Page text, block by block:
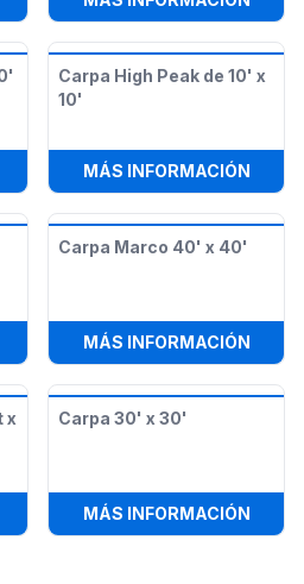
CARPA DE MARCO 30' X 50'
Carpa High Peak de 10' x
10'
MÁS INFORMACIÓN:
CARPA ESTRUCTURAL 20' X 50'
Carpa Marco 40' x 40'
MÁS INFORMACIÓN:
x
CARPA HIGH PEAK DE 10FT X 20FT
Carpa 30' x 30'
MÁS INFORMACIÓN: